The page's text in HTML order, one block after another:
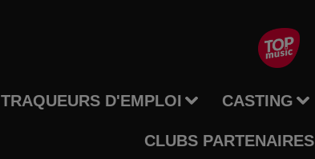
TRAQUEURS D'EMPLOI CASTING
CLUBS PARTENAIRES